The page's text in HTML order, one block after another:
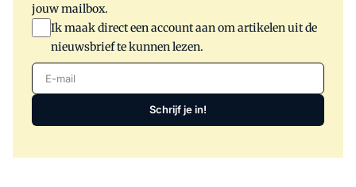
jouw mailbox.
Ik maak direct een account aan om artikelen uit de
nieuwsbrief te kunnen lezen.
E-mail
Schrijf je in!